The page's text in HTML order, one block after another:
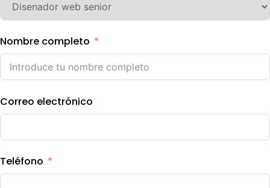
Nombre completo
Correo electrónico
Teléfono